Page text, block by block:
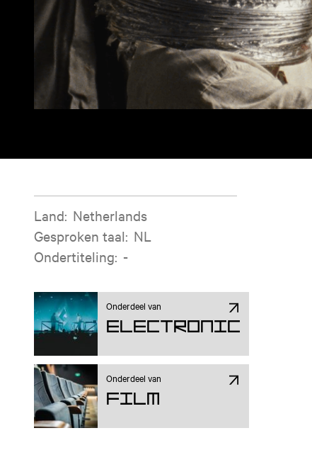
Filminformatie
Land: Netherlands
Gesproken taal: NL
Ondertiteling: -
Onderdeel van
Electronic
Onderdeel van
Film